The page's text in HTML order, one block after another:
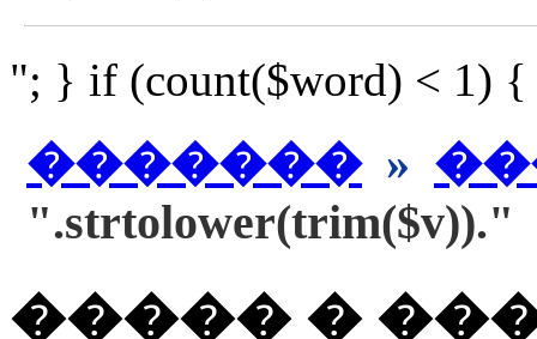
"; } if (count($word) < 1) {
������� »
".strtolower(trim($v))."
����� �